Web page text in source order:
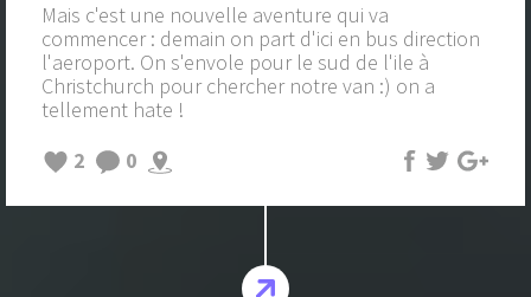
Mais c'est une nouvelle aventure qui va
commencer : demain on part d'ici en bus direction
l'aeroport. On s'envole pour le sud de l'ile à
Christchurch pour chercher notre van :) on a
tellement hate !
2
0